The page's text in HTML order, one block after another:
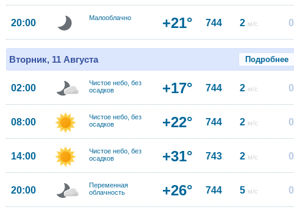
20:00 Малооблачно +21° 744 2 м/с 0
Вторник, 11 Августа Подробнее
02:00
Чистое небо, без
осадков
+17° 744 2 м/с 0
08:00
Чистое небо, без
осадков
+22° 744 2 м/с 0
14:00
Чистое небо, без
осадков
+31° 743 2 м/с 0
20:00
Переменная
облачность
+26° 744 5 м/с 0